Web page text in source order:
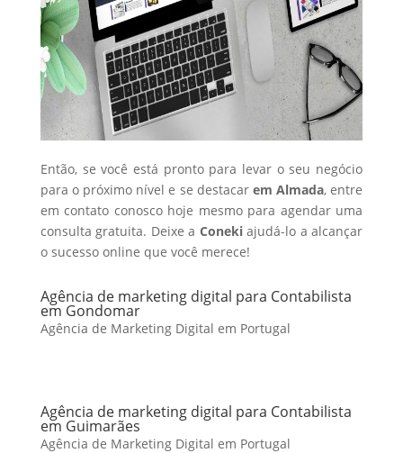
Então, se você está pronto para levar o seu negócio
para o próximo nível e se destacar em Almada, entre
em contato conosco hoje mesmo para agendar uma
consulta gratuita. Deixe a Conekiajudá-lo a alcançar
o sucesso online que você merece!
Agência de marketing digital para Contabilista
em Gondomar
Agência de Marketing Digital em Portugal
Agência de marketing digital para Contabilista
em Guimarães
Agência de Marketing Digital em Portugal